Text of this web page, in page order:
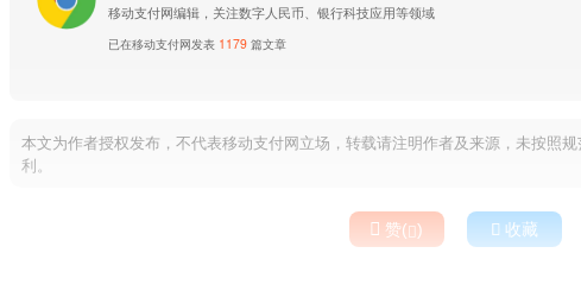
移动支付网编辑，关注数字人民币、银行科技应用等领域
已在移动支付网发表 1179篇文章
本文为作者授权发布，不代表移动支付网立场，转载请注明作者及来源，未按照
利。
 赞()  收藏